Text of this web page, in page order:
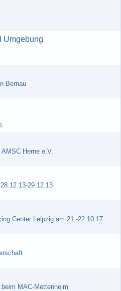
Umgebung
Bernau
Herne e.V.
29.12.13
Center Leipzig am 21.-22.10.17
MAC-Mettenheim